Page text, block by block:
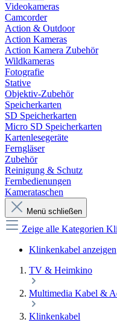
Videokameras
Camcorder
Action & Outdoor
Action Kameras
Action Kamera Zubehör
Wildkameras
Fotografie
Stative
Objektiv-Zubehör
Speicherkarten
SD Speicherkarten
Micro SD Speicherkarten
Kartenlesegeräte
Ferngläser
Zubehör
Reinigung & Schutz
Fernbedienungen
Kamerataschen
Menü schließen
Zeige alle Kategorien
Klinkenkabel anzeigen
TV & Heimkino
Multimedia Kabel &
Klinkenkabel